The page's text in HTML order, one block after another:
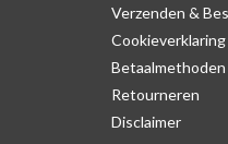
Verzenden &
Cookieverklaring
Betaalmethoden
Retourneren
Disclaimer